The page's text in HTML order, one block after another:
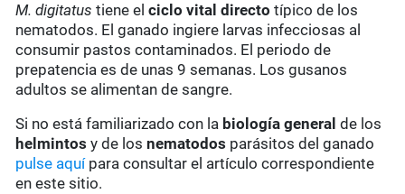
M. digitatus tiene elciclo vital directo típico de los
nematodos. El ganado ingiere larvas infecciosas al
consumir pastos contaminados. El periodo de
prepatencia es de unas 9 semanas. Los gusanos
adultos se alimentan de sangre.
Si no está familiarizado con la biología generalde los
helmintos y de losnematodos parásitos del ganado
pulse aquípara consultar el artículo correspondiente
en este sitio.